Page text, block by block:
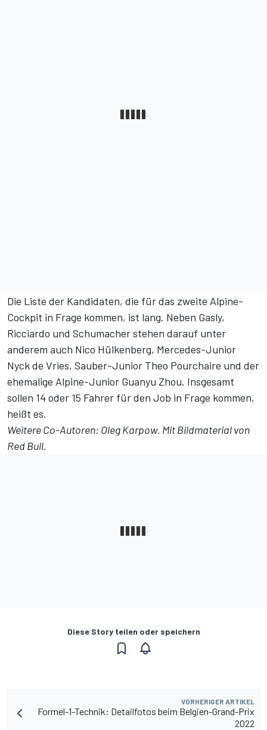
Die Liste der Kandidaten, die für das zweite Alpine-
Cockpit in Frage kommen, ist lang. Neben Gasly,
Ricciardo und Schumacher stehen darauf unter
anderem auch Nico Hülkenberg, Mercedes-Junior
Nyck de Vries, Sauber-Junior Theo Pourchaire und der
ehemalige Alpine-Junior Guanyu Zhou. Insgesamt
sollen 14 oder 15 Fahrer für den Job in Frage kommen,
heißt es.
Weitere Co-Autoren: Oleg Karpow. Mit Bildmaterial von
Red Bull.
Diese Story teilen oder speichern
VORHERIGER ARTIKEL
Formel-1-Technik: Detailfotos beim Belgien-Grand-Prix
2022